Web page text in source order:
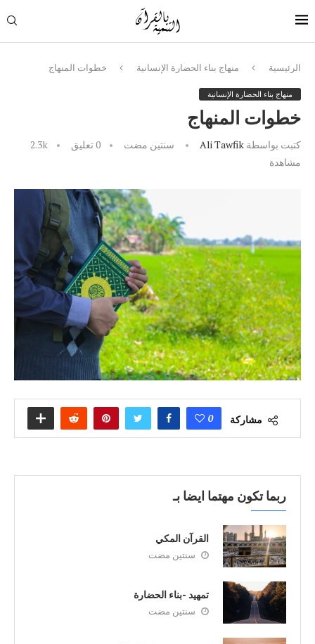
الرئيسية منهاج بناء الحضارة الإنسانية خطوات المنهاج
منهاج بناء الحضارة الإنسانية
خطوات المنهاج
كتبت بواسطة Ali Tawfik سنتين مضت 0 تعليق
2.3k
مشاهدة
مشاركة 0
ربما تكون مهتما ايضا بـ
القرآن المكي
سنتين مضت
تمهيد -بناء الحضارة
سنتين مضت